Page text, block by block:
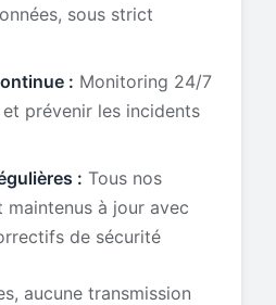
sous strict
: Monitoring 24/7
prévenir les incidents
: Tous nos
maintenus à jour avec
de sécurité
aucune transmission